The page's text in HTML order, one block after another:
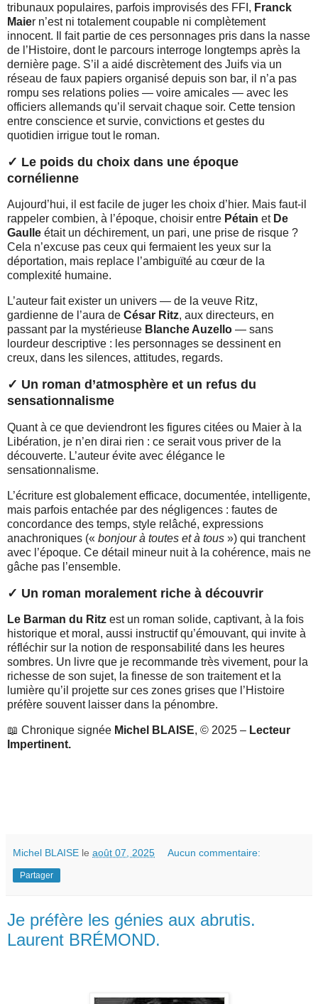
tribunaux populaires, parfois improvisés des FFI, Franck
Maier n’est ni totalement coupable ni complètement
innocent. Il fait partie de ces personnages pris dans la nasse
de l’Histoire, dont le parcours interroge longtemps après la
dernière page. S’il a aidé discrètement des Juifs via un
réseau de faux papiers organisé depuis son bar, il n’a pas
rompu ses relations polies — voire amicales — avec les
officiers allemands qu’il servait chaque soir. Cette tension
entre conscience et survie, convictions et gestes du
quotidien irrigue tout le roman.
✓ Le poids du choix dans une époque
cornélienne
Aujourd’hui, il est facile de juger les choix d’hier. Mais faut-il
rappeler combien, à l’époque, choisir entre Pétain et De
Gaulle était un déchirement, un pari, une prise de risque ?
Cela n’excuse pas ceux qui fermaient les yeux sur la
déportation, mais replace l’ambiguïté au cœur de la
complexité humaine.
L’auteur fait exister un univers — de la veuve Ritz,
gardienne de l’aura de César Ritz, aux directeurs, en
passant par la mystérieuse Blanche Auzello — sans
lourdeur descriptive : les personnages se dessinent en
creux, dans les silences, attitudes, regards.
✓ Un roman d’atmosphère et un refus du
sensationnalisme
Quant à ce que deviendront les figures citées ou Maier à la
Libération, je n’en dirai rien : ce serait vous priver de la
découverte. L’auteur évite avec élégance le
sensationnalisme.
L’écriture est globalement efficace, documentée, intelligente,
mais parfois entachée par des négligences : fautes de
concordance des temps, style relâché, expressions
anachroniques (« bonjour à toutes et à tous ») qui tranchent
avec l’époque. Ce détail mineur nuit à la cohérence, mais ne
gâche pas l’ensemble.
✓ Un roman moralement riche à découvrir
Le Barman du Ritz est un roman solide, captivant, à la fois
historique et moral, aussi instructif qu’émouvant, qui invite à
réfléchir sur la notion de responsabilité dans les heures
sombres. Un livre que je recommande très vivement, pour la
richesse de son sujet, la finesse de son traitement et la
lumière qu’il projette sur ces zones grises que l’Histoire
préfère souvent laisser dans la pénombre.
📖 Chronique signée Michel BLAISE, © 2025 – Lecteur
Impertinent.
Michel BLAISE le août 07, 2025 Aucun commentaire:
Partager
Je préfère les génies aux abrutis.
Laurent BRÉMOND.